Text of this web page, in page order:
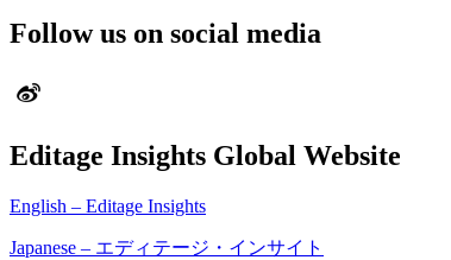
Follow us on social media
Editage Insights Global Website
English – Editage Insights
Japanese – エディテージ・インサイト